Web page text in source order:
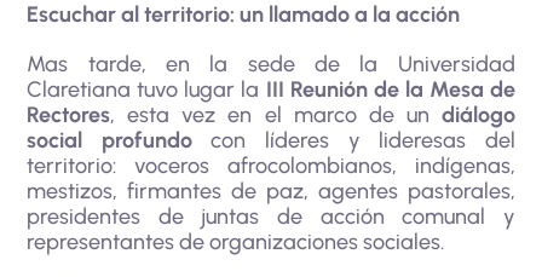
Escuchar al territorio: un llamado a la acción
Mas tarde, en la sede de la Universidad
Claretiana tuvo lugar la III Reunión de la Mesa de
Rectores, esta vez en el marco de un diálogo
social profundocon líderes y lideresas del
territorio: voceros afrocolombianos, indígenas,
mestizos, firmantes de paz, agentes pastorales,
presidentes de juntas de acción comunal y
representantes de organizaciones sociales.